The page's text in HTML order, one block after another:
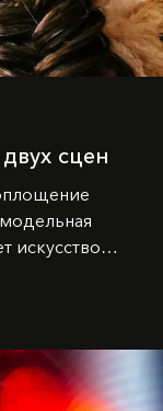
сцен
искусство
училище,